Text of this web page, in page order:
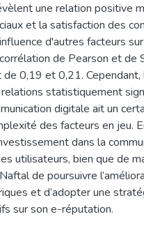
une relation positive
et la satisfaction des
d'autres facteurs
de Pearson et de
0,19 et 0,21. Cependant,
statistiquement
digitale ait un
des facteurs en jeu.
dans la
utilisateurs, bien que de
de poursuivre
et d’adopter une
sur son e-réputation.